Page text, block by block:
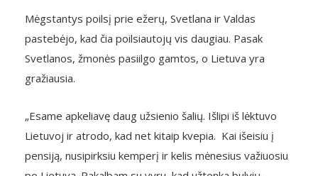
Mėgstantys poilsį prie ežerų, Svetlana ir Valdas
pastebėjo, kad čia poilsiautojų vis daugiau. Pasak
Svetlanos, žmonės pasiilgo gamtos, o Lietuva yra
gražiausia.
„Esame apkeliavę daug užsienio šalių. Išlipi iš lėktuvo
Lietuvoj ir atrodo, kad net kitaip kvepia. Kai išeisiu į
pensiją, nusipirksiu kemperį ir kelis mėnesius važiuosiu